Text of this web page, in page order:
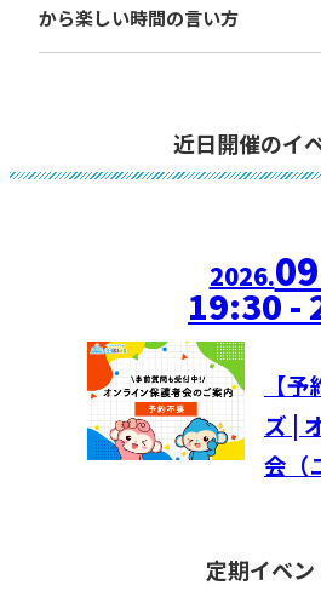
から楽しい時間の言い方
近日開催のイ
2026.
19:30 -
【
ズ |
会（
定期イベン